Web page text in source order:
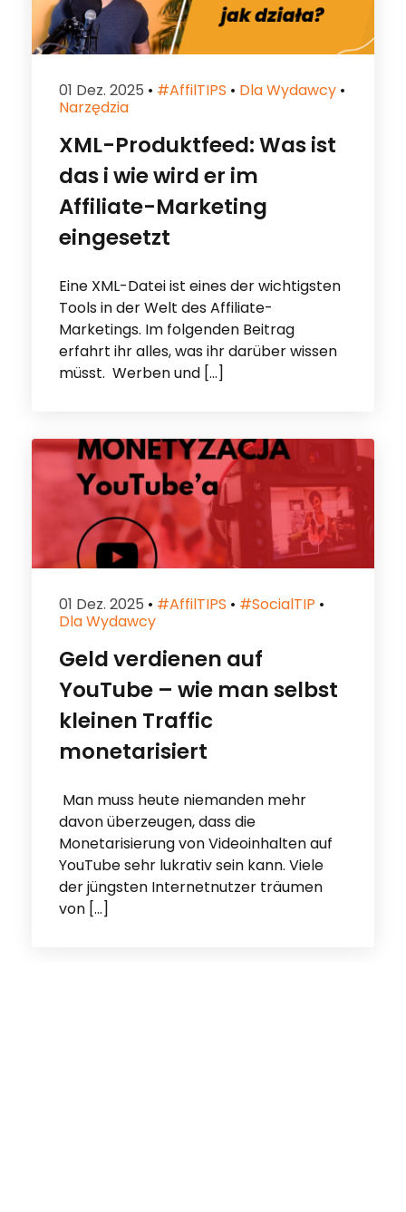
01 Dez. 2025 • #affilTIPS • Dla Wydawcy •
Narzędzia
XML-Produktfeed: Was ist
das i wie wird er im
Affiliate-Marketing
eingesetzt
Eine XML-Datei ist eines der wichtigsten
Tools in der Welt des Affiliate-
Marketings. Im folgenden Beitrag
erfahrt ihr alles, was ihr darüber wissen
müsst. Werben und […]
01 Dez. 2025 • #affilTIPS • #socialTIP •
Dla Wydawcy
Geld verdienen auf
YouTube – wie man selbst
kleinen Traffic
monetarisiert
Man muss heute niemanden mehr
davon überzeugen, dass die
Monetarisierung von Videoinhalten auf
YouTube sehr lukrativ sein kann. Viele
der jüngsten Internetnutzer träumen
von […]